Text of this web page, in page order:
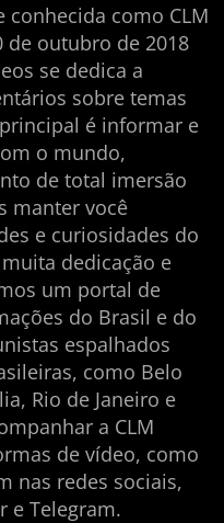
conhecida como CLM
outubro de 2018
se dedica a
sobre temas
é informar e
o mundo,
de total imersão
manter você
e curiosidades do
dedicação e
um portal de
do Brasil e do
espalhados
como Belo
Rio de Janeiro e
a CLM
de vídeo, como
nas redes sociais,
e Telegram.